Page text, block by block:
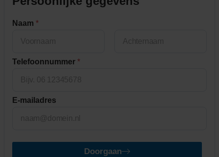
Naam *
Telefoonnummer *
E-mailadres
Doorgaan